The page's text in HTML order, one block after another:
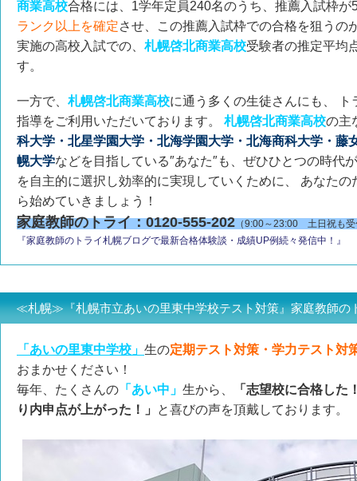
商業高校合格には、1学年定員240名のうち、推薦入試枠が
ランク以上を確定させ、この推薦入試枠での合格を狙うの
実施の高校入試での、 札幌啓北商業高校受験者の推定平均
す。
一方で、 札幌啓北商業高校に通う多くの生徒さんにも、
指導をご利用いただいております。 札幌啓北商業高校の主
科大学・北星学園大学・北海学園大学・北海商科大学・藤
幌大学などを目指している″あなた″も、ぜひひとつの時代
を自主的に選択し効率的に実現していくために、 あなた
ら始めていきましょう！
家庭教師のトライ：0120-555-202 （9:00～23:00 土日祝も受
『家庭教師のトライ札幌ブログで最新合格体験談・成績UP例続々発信中！』
≪札幌≫『札幌市立あいの里東中学校テスト対策』家庭教師の
「あいの里東中学校」 生の定期テスト対策・学力テスト対
おまかせください！
毎年、たくさんの 「あい中」 生から、
「志望校に合格し
り内申点が上がった！」
と喜びの声を頂戴しております。